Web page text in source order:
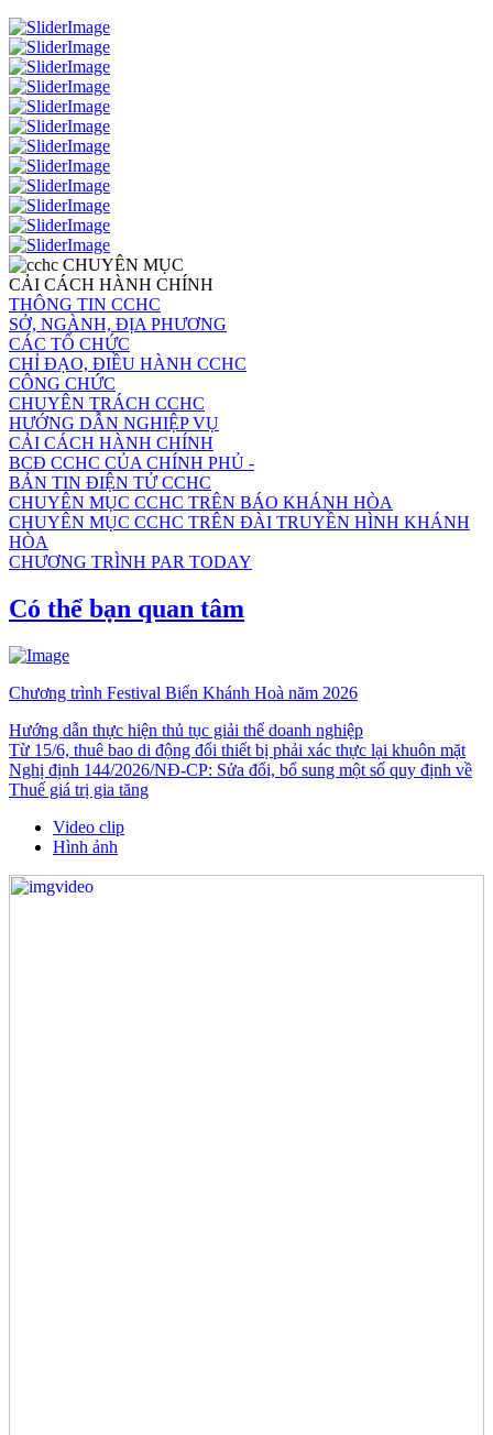
CHUYÊN MỤC
CẢI CÁCH HÀNH CHÍNH
THÔNG TIN CCHC
SỞ, NGÀNH, ĐỊA PHƯƠNG
CÁC TỔ CHỨC
CHỈ ĐẠO, ĐIỀU HÀNH CCHC
CÔNG CHỨC
CHUYÊN TRÁCH CCHC
HƯỚNG DẪN NGHIỆP VỤ
CẢI CÁCH HÀNH CHÍNH
BCĐ CCHC CỦA CHÍNH PHỦ -
BẢN TIN ĐIỆN TỬ CCHC
CHUYÊN MỤC CCHC TRÊN BÁO KHÁNH HÒA
CHUYÊN MỤC CCHC TRÊN ĐÀI TRUYỀN HÌNH KHÁNH
HÒA
CHƯƠNG TRÌNH PAR TODAY
Có thể bạn quan tâm
Chương trình Festival Biển Khánh Hoà năm 2026
Hướng dẫn thực hiện thủ tục giải thể doanh nghiệp
Từ 15/6, thuê bao di động đổi thiết bị phải xác thực lại khuôn mặt
Nghị định 144/2026/NĐ-CP: Sửa đổi, bổ sung một số quy định về
Thuế giá trị gia tăng
Video clip
Hình ảnh